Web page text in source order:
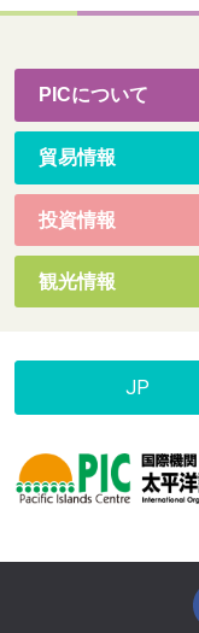
PICについて
貿易情報
投資情報
観光情報
JP